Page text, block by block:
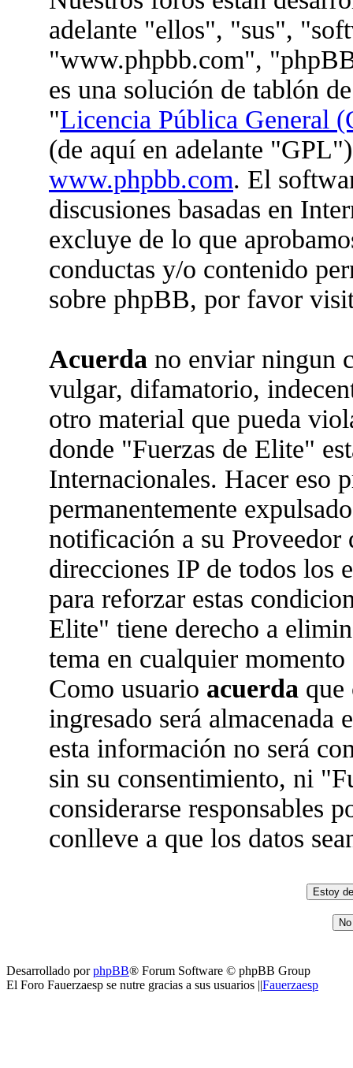
adelante "ellos", "sus",
"www.phpbb.com",
es una solución de tablón
"Licencia Pública General
(de aquí en adelante
www.phpbb.com. El
discusiones basadas en
excluye de lo que
conductas y/o contenido
sobre phpBB, por favor
Acuerda no enviar ningun
vulgar, difamatorio,
otro material que pueda
donde "Fuerzas de Elite"
Internacionales. Hacer eso
permanentemente
notificación a su Proveedor
direcciones IP de todos los
para reforzar estas
Elite" tiene derecho a
tema en cualquier
Como usuario acuerda que
ingresado será almacenada
esta información no será
sin su consentimiento, ni
considerarse responsables
conlleve a que los datos
Desarrollado porphpBB® Forum Software © phpBB Group
El Foro Fauerzaesp se nutre gracias a sus usuarios ||Fauerzaesp